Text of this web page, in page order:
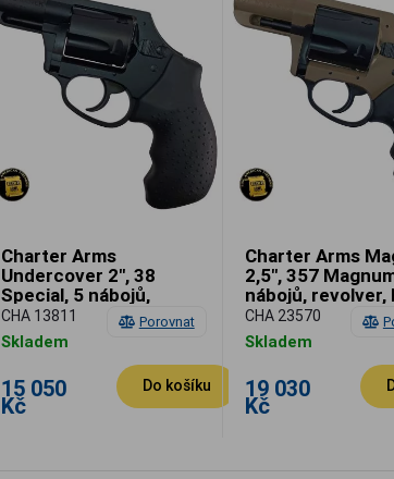
Porovnat
Charter Arms
Undercover 2", 38
Special, 5 nábojů,
skrytý kohout, revolver
CHA 13811
Skladem
15 050
Kč
Do košíku
Charter Arms
2,5", 357
nábojů, revolver,
CHA 23570
Skladem
19 030
Kč